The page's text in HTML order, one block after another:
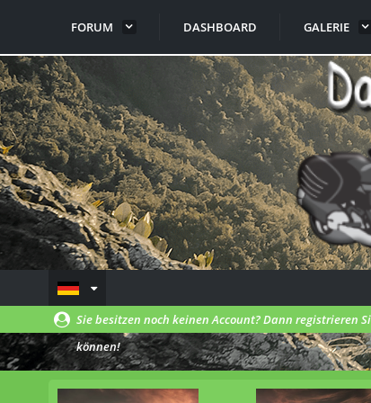
FORUM DASHBOARD GALERIE
Sie besitzen noch keinen Account? Dann registrieren
können!